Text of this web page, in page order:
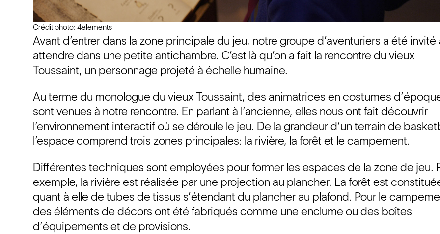
Crédit photo: 4elements
Avant d’entrer dans la zone principale du jeu, notre groupe d’aventuriers a été invité
attendre dans une petite antichambre. C’est là qu’on a fait la rencontre du vieux
Toussaint, un personnage projeté à échelle humaine.
Au terme du monologue du vieux Toussaint, des animatrices en costumes
sont venues à notre rencontre. En parlant à l’ancienne, elles nous ont fait découvrir
l’environnement interactif où se déroule le jeu. De la grandeur d’un terrain de
l’espace comprend trois zones principales: la rivière, la forêt et le campement.
Différentes techniques sont employées pour former les espaces de la zone de jeu.
exemple, la rivière est réalisée par une projection au plancher. La forêt est
quant à elle de tubes de tissus s’étendant du plancher au plafond. Pour le
des éléments de décors ont été fabriqués comme une enclume ou des boîtes
d’équipements et de provisions.